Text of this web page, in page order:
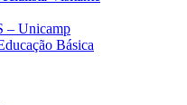
– Unicamp
Básica